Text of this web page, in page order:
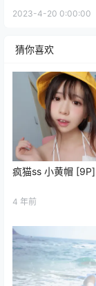
2023-4-20 0:00:00
猜你喜欢
疯猫ss 小黄帽 [9P]
4 年前